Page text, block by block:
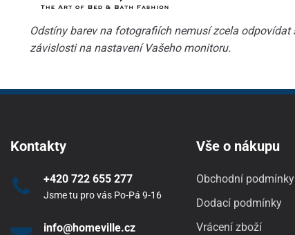
Odstíny barev na fotografiích nemusí zcela
závislosti na nastavení Vašeho monitoru.
Kontakty
+420 722 655 277
Jsme tu pro vás Po-Pá 9-16
info@homeville.cz
Vše o nákupu
Obchodní podmínky
Dodací podmínky
Vrácení zboží